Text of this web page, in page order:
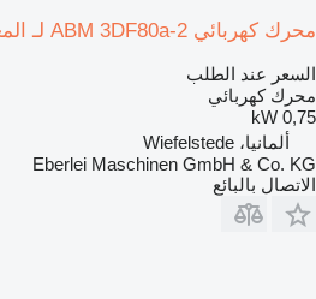
محرك كهربائي ABM 3DF80a-2 لـ المعدات الصناعية
السعر عند الطلب
محرك كهربائي
0,75 kW
ألمانيا، Wiefelstede
Eberlei Maschinen GmbH & Co. KG
الاتصال بالبائع